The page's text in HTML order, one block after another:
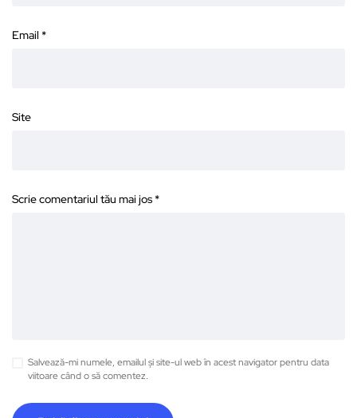
Email *
Site
Scrie comentariul tău mai jos *
Salvează-mi numele, emailul și site-ul web în acest navigator pentru data
viitoare când o să comentez.